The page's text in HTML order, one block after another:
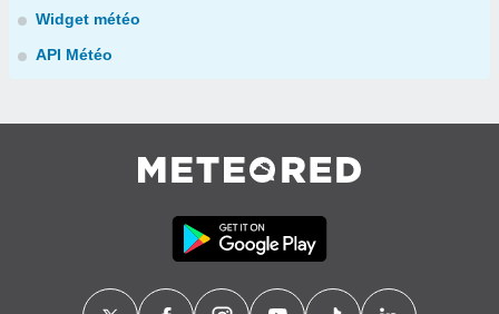
Widget météo
API Météo